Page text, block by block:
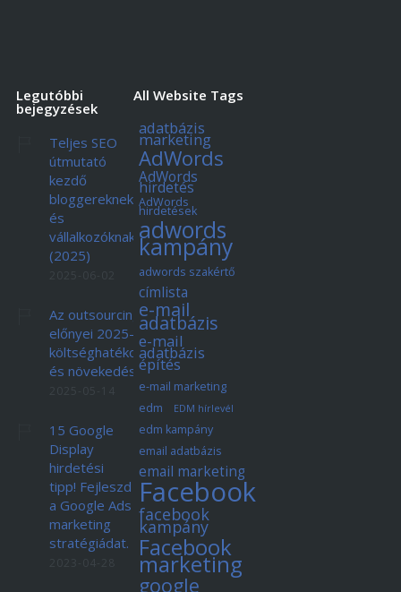
Legutóbbi
bejegyzések
Teljes SEO
útmutató
kezdő
bloggereknek
és
vállalkozóknak
(2025)
Az outsourcing
előnyei 2025-ben:
költséghatékonyság
és növekedés
15 Google
Display
hirdetési
tipp! Fejleszd
a Google Ads
marketing
stratégiádat.
All Website Tags
adatbázis
marketing
AdWords
AdWords
hirdetés
AdWords
hirdetések
adwords
kampány
adwords szakértő
címlista
e-mail
adatbázis
e-mail
adatbázis
építés
e-mail marketing
edm
EDM hírlevél
edm kampány
email adatbázis
email marketing
Facebook
facebook
kampány
Facebook
marketing
google